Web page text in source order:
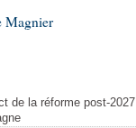
Magnier
de la réforme post-